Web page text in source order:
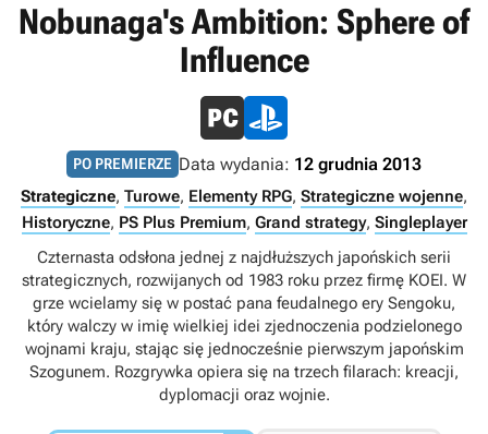
Nobunaga's Ambition: Sphere of
Influence
PO PREMIERZE Data wydania: 12 grudnia 2013
Strategiczne, Turowe, Elementy RPG, Strategiczne wojenne,
Historyczne, PS Plus Premium, Grand strategy, Singleplayer
Czternasta odsłona jednej z najdłuższych japońskich serii
strategicznych, rozwijanych od 1983 roku przez firmę KOEI. W
grze wcielamy się w postać pana feudalnego ery Sengoku,
który walczy w imię wielkiej idei zjednoczenia podzielonego
wojnami kraju, stając się jednocześnie pierwszym japońskim
Szogunem. Rozgrywka opiera się na trzech filarach: kreacji,
dyplomacji oraz wojnie.